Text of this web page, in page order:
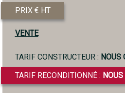
PRIX € HT
VENTE
TARIF CONSTRUCTEUR : NOUS
TARIF RECONDITIONNÉ : NOUS